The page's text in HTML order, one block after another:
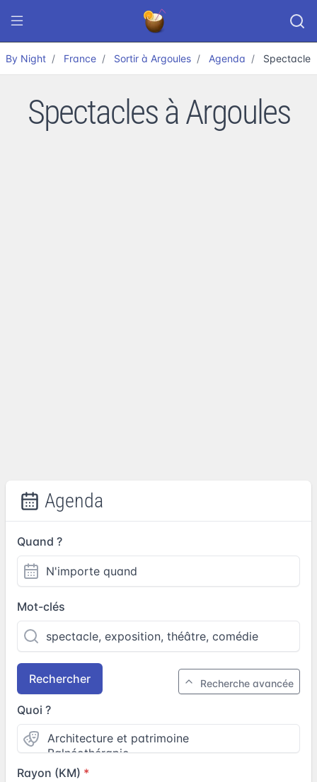
By Night France Sortir à Argoules Agenda Spectacle
Spectacles à Argoules
Agenda
Quand ?
Mot-clés
Rechercher Recherche avancée
Quoi ?
Rayon (KM)